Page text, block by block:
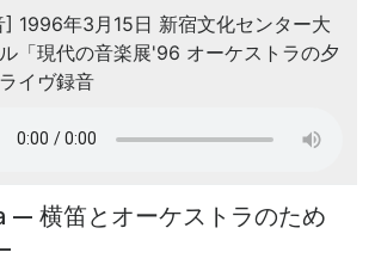
] 1996年3月15日 新宿文化センター大
「現代の音楽展'96 オーケストラの夕
イヴ録音
— 横笛とオーケストラのため